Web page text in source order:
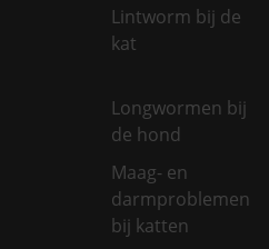
Lintworm bij de
kat
Longwormen bij
de hond
Maag- en
darmproblemen
bij katten